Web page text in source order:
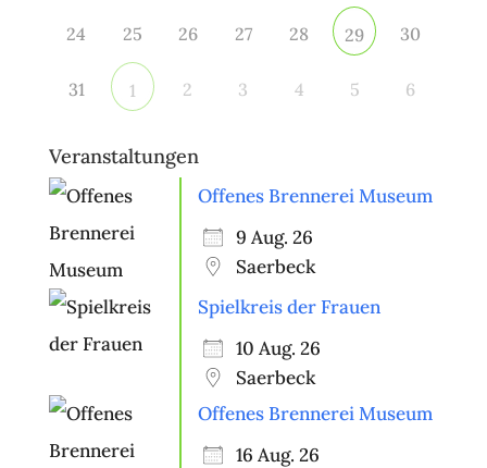
24 25 26 27 28 29 30
31 1 2 3 4 5 6
Veranstaltungen
Offenes Brennerei Museum
9 Aug. 26
Saerbeck
Spielkreis der Frauen
10 Aug. 26
Saerbeck
Offenes Brennerei Museum
16 Aug. 26